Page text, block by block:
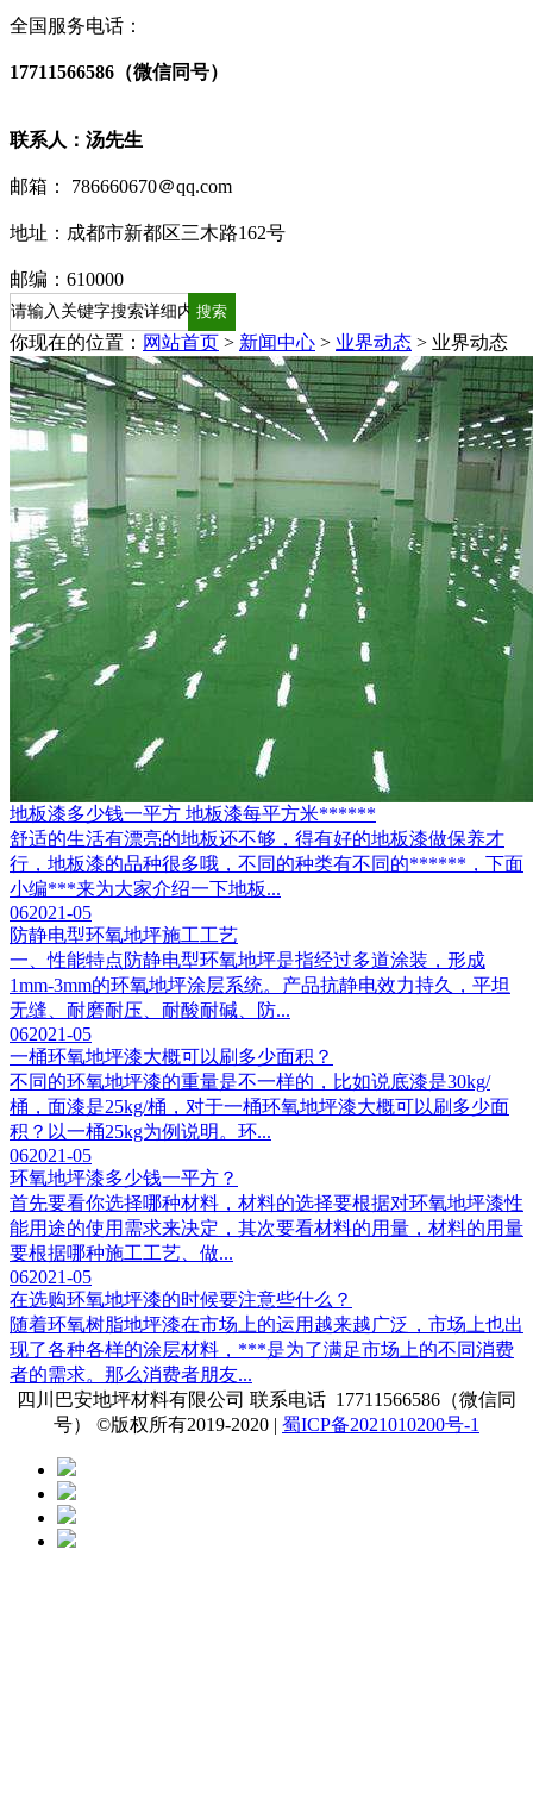
全国服务电话：
17711566586（微信同号）
联系人：汤先生
邮箱： 786660670＠qq.com
地址：成都市新都区三木路162号
邮编：610000
你现在的位置： 网站首页 > 新闻中心 > 业界动态 > 业界动态
地板漆多少钱一平方 地板漆每平方米******
舒适的生活有漂亮的地板还不够，得有好的地板漆做保养才
行，地板漆的品种很多哦，不同的种类有不同的******，下面
小编***来为大家介绍一下地板...
062021-05
防静电型环氧地坪施工工艺
一、性能特点防静电型环氧地坪是指经过多道涂装，形成
1mm-3mm的环氧地坪涂层系统。产品抗静电效力持久，平坦
无缝、耐磨耐压、耐酸耐碱、防...
062021-05
一桶环氧地坪漆大概可以刷多少面积？
不同的环氧地坪漆的重量是不一样的，比如说底漆是30kg/
桶，面漆是25kg/桶，对于一桶环氧地坪漆大概可以刷多少面
积？以一桶25kg为例说明。环...
062021-05
环氧地坪漆多少钱一平方？
首先要看你选择哪种材料，材料的选择要根据对环氧地坪漆性
能用途的使用需求来决定，其次要看材料的用量，材料的用量
要根据哪种施工工艺、做...
062021-05
在选购环氧地坪漆的时候要注意些什么？
随着环氧树脂地坪漆在市场上的运用越来越广泛，市场上也出
现了各种各样的涂层材料，***是为了满足市场上的不同消费
者的需求。那么消费者朋友...
四川巴安地坪材料有限公司 联系电话 17711566586（微信同
号） ©版权所有2019-2020 | 蜀ICP备2021010200号-1